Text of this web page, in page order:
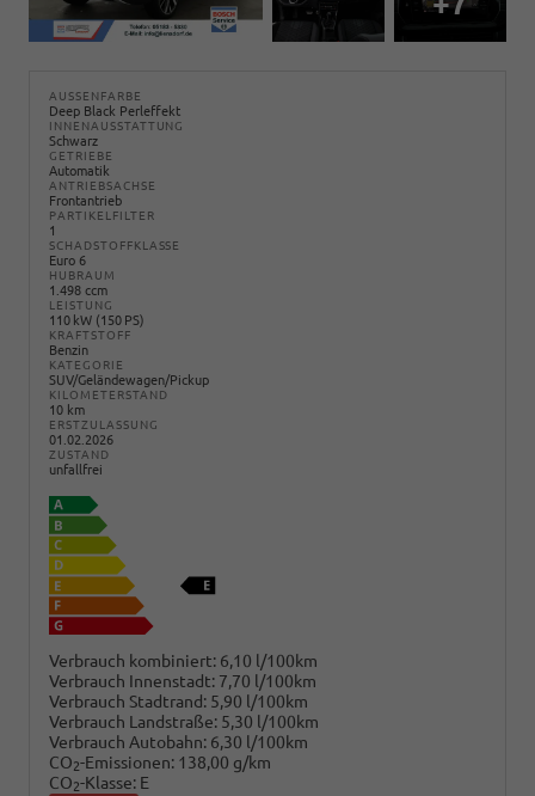
AUSSENFARBE
Deep Black Perleffekt
INNENAUSSTATTUNG
Schwarz
GETRIEBE
Automatik
ANTRIEBSACHSE
Frontantrieb
PARTIKELFILTER
1
SCHADSTOFFKLASSE
Euro 6
HUBRAUM
1.498 ccm
LEISTUNG
110 kW (150 PS)
KRAFTSTOFF
Benzin
KATEGORIE
SUV/Geländewagen/Pickup
KILOMETERSTAND
10 km
ERSTZULASSUNG
01.02.2026
ZUSTAND
unfallfrei
Verbrauch kombiniert: 6,10 l/100km
Verbrauch Innenstadt: 7,70 l/100km
Verbrauch Stadtrand: 5,90 l/100km
Verbrauch Landstraße: 5,30 l/100km
Verbrauch Autobahn: 6,30 l/100km
CO2-Emissionen: 138,00 g/km
CO2-Klasse: E